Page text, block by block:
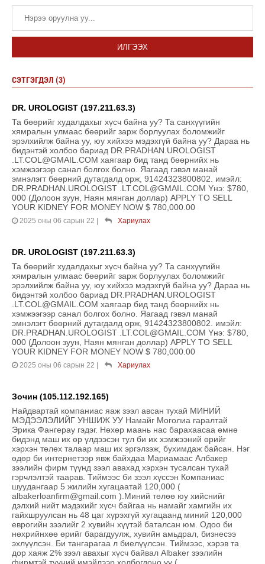
ИЛГЭЭХ
СЭТГЭГДЭЛ (3)
DR. UROLOGIST (197.211.63.3)
Та бөөрийг худалдахыг хүсч байна уу? Та санхүүгийн
хямралын улмаас бөөрийг зарж борлуулах боломжийг
эрэлхийлж байна уу, юу хийхээ мэдэхгүй байна уу? Дараа нь
бидэнтэй холбоо бариад DR.PRADHAN.UROLOGIST
.LT.COL@GMAIL.COM хаягаар бид танд бөөрнийх нь
хэмжээгээр санал болгох болно. Яагаад гэвэл манай
эмнэлэгт бөөрний дутагдалд орж, 91424323800802. имэйл:
DR.PRADHAN.UROLOGIST .LT.COL@GMAIL.COM Yнэ: $780,
000 (Долоон зуун, Наян мянган доллар) APPLY TO SELL
YOUR KIDNEY FOR MONEY NOW $ 780,000.00
2025 оны 06 сарын 22 Хариулах
DR. UROLOGIST (197.211.63.3)
Та бөөрийг худалдахыг хүсч байна уу? Та санхүүгийн
хямралын улмаас бөөрийг зарж борлуулах боломжийг
эрэлхийлж байна уу, юу хийхээ мэдэхгүй байна уу? Дараа нь
бидэнтэй холбоо бариад DR.PRADHAN.UROLOGIST
.LT.COL@GMAIL.COM хаягаар бид танд бөөрнийх нь
хэмжээгээр санал болгох болно. Яагаад гэвэл манай
эмнэлэгт бөөрний дутагдалд орж, 91424323800802. имэйл:
DR.PRADHAN.UROLOGIST .LT.COL@GMAIL.COM Yнэ: $780,
000 (Долоон зуун, Наян мянган доллар) APPLY TO SELL
YOUR KIDNEY FOR MONEY NOW $ 780,000.00
2025 оны 06 сарын 22 Хариулах
Зочин (105.112.192.165)
Найдвартай компаниас яаж зээл авсан тухай МИНИЙ
МЭДЭЭЛЭЛИЙГ УНШИЖ УУ Намайг Моголиа гаралтай
Эрика Фангерау гэдэг. Нөхөр маань нас барахаасаа өмнө
бидэнд маш их өр үлдээсэн тул би их хэмжээний өрийг
хэрхэн төлөх талаар маш их эргэлзэж, бухимдаж байсан. Нэг
өдөр би интернетээр явж байхдаа Мариамаас Албакер
зээлийн фирм түүнд зээл авахад хэрхэн тусалсан тухай
гэрчлэлтэй таарав. Тиймээс би зээл хүссэн Компаниас
шуудангаар 5 жилийн хугацаатай 120,000 (
albakerloanfirm@gmail.com ).Миний төлөө юу хийснийг
дэлхий нийт мэдэхийг хүсч байгаа нь намайг хамгийн их
гайхшруулсан нь 48 цаг хүрэхгүй хугацаанд миний 120,000
еврогийн зээлийг 2 хувийн хүүтэй баталсан юм. Одоо би
нөхрийнхөө өрийг барагдуулж, хувийн амьдрал, бизнесээ
эхлүүлсэн. Би тангарагаа л биелүүлсэн. Тиймээс, хэрэв та
дор хаяж 2% зээл авахыг хүсч байвал Albaker зээлийн